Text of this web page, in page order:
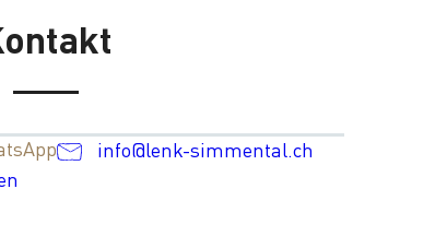
info@lenk-simmental.ch